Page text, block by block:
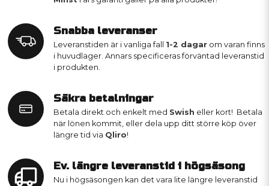
Snabba leveranser
Leveranstiden är i vanliga fall 1-2 dagar om varan finns
i huvudlager. Annars specificeras förväntad leveranstid
i produkten.
Säkra betalningar
Betala direkt och enkelt med Swish eller kort! Betala
när lönen kommit, eller dela upp ditt större köp över
längre tid via Qliro!
Ev. längre leveranstid i högsäsong
Nu i högsäsongen kan det vara lite längre leveranstid